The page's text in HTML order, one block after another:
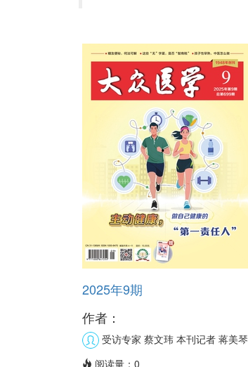
2025年9期
作者：
受访专家 蔡文玮 本刊记者 蒋美琴
阅读量： 0